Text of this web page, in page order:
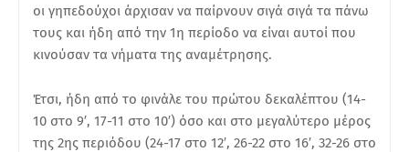
οι γηπεδούχοι άρχισαν να παίρνουν σιγά σιγά τα πάνω
τους και ήδη από την 1η περίοδο να είναι αυτοί που
κινούσαν τα νήματα της αναμέτρησης.
Έτσι, ήδη από το φινάλε του πρώτου δεκαλέπτου (14-
10 στο 9′, 17-11 στο 10′) όσο και στο μεγαλύτερο μέρος
της 2ης περιόδου (24-17 στο 12′, 26-22 στο 16′, 32-26 στο